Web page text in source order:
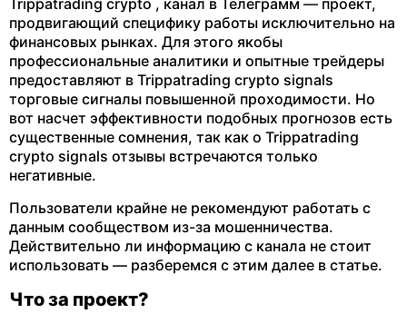
Trippatrading crypto , канал в Телеграмм — проект,
продвигающий специфику работы исключительно на
финансовых рынках. Для этого якобы
профессиональные аналитики и опытные трейдеры
предоставляют в Trippatrading crypto signals
торговые сигналы повышенной проходимости. Но
вот насчет эффективности подобных прогнозов есть
существенные сомнения, так как о Trippatrading
crypto signals отзывы встречаются только
негативные.
Пользователи крайне не рекомендуют работать с
данным сообществом из-за мошенничества.
Действительно ли информацию с канала не стоит
использовать — разберемся с этим далее в статье.
Что за проект?